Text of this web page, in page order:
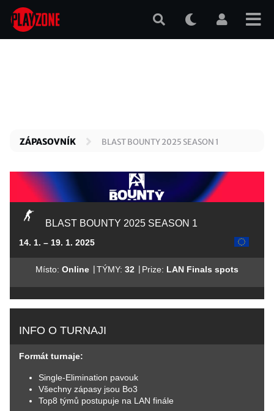
Přejít
hlavnímu
ZÁPASOVNÍK BLAST BOUNTY 2025 SEASON 1
BLAST BOUNTY 2025 SEASON 1
14. 1. – 19. 1. 2025
Místo: Online |TÝMY: 32 | Prize: LAN Finals spots
INFO O TURNAJI
Formát turnaje:
Single-Elimination pavouk
Všechny zápasy jsou Bo3
Top8 týmů postupuje na LAN finále